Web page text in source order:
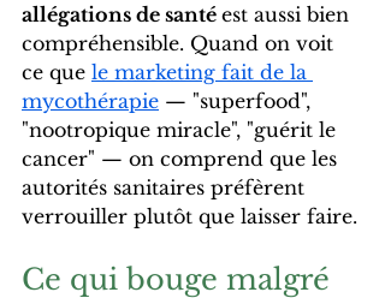
allégations de santé est aussi bien
compréhensible. Quand on voit
ce que le marketing fait de la
mycothérapie — "superfood",
"nootropique miracle", "guérit le
cancer" — on comprend que les
autorités sanitaires préfèrent
verrouiller plutôt que laisser faire.
Ce qui bouge malgré